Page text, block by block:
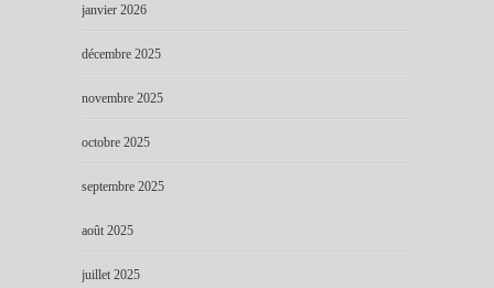
janvier 2026
décembre 2025
novembre 2025
octobre 2025
septembre 2025
août 2025
juillet 2025